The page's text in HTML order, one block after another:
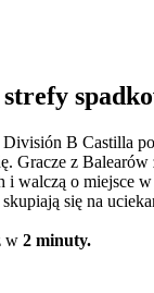
B Castilla
Gracze z Balearów
walczą o miejsce w
się na
w 2 minuty.